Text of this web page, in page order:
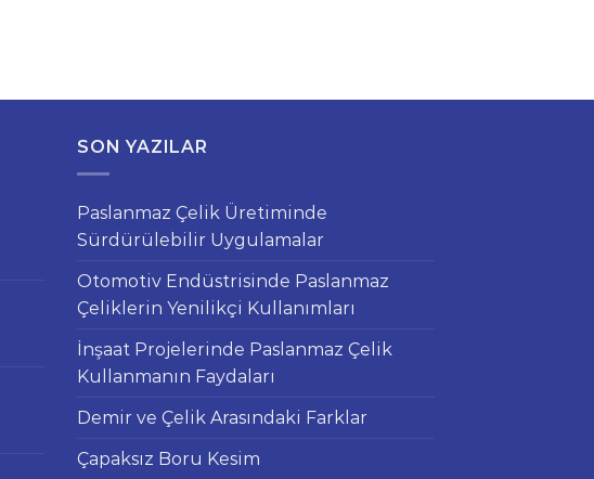
SON YAZILAR
Paslanmaz Çelik Üretiminde
Sürdürülebilir Uygulamalar
Otomotiv Endüstrisinde Paslanmaz
Çeliklerin Yenilikçi Kullanımları
İnşaat Projelerinde Paslanmaz Çelik
Kullanmanın Faydaları
Demir ve Çelik Arasındaki Farklar
Çapaksız Boru Kesim